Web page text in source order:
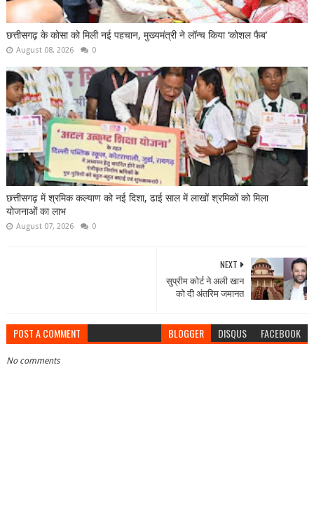
छत्तीसगढ़ के कोसा को मिली नई पहचान, मुख्यमंत्री ने लॉन्च किया ‘कोशल फैब’
August 08, 2026 0
छत्तीसगढ़ में श्रमिक कल्याण को नई दिशा, ढाई साल में लाखों श्रमिकों को मिला
योजनाओं का लाभ
August 07, 2026 0
NEXT
सुप्रीम कोर्ट ने अली खान
को दी अंतरिम जमानत
POST A COMMENT BLOGGER DISQUS FACEBOOK
No comments